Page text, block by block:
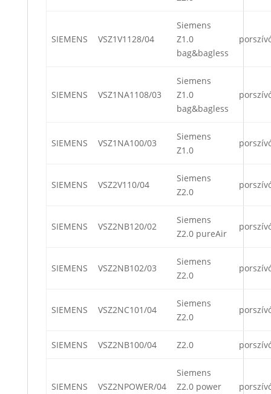
SIEMENS VSZ1V1128/04
Siemens
Z1.0
bag&bagless
SIEMENS VSZ1NA1108/03
Siemens
Z1.0
bag&bagless
SIEMENS VSZ1NA100/03
Siemens
Z1.0
SIEMENS VSZ2V110/04
Siemens
Z2.0
SIEMENS VSZ2NB120/02
Siemens
Z2.0 pureAir
SIEMENS VSZ2NB102/03
Siemens
Z2.0
SIEMENS VSZ2NC101/04
Siemens
Z2.0
SIEMENS VSZ2NB100/04 Z2.0
SIEMENS VSZ2NPOWER/04
Siemens
Z2.0 power